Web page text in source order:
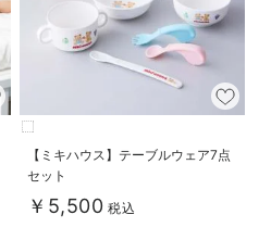
【ミキハウス】テーブルウェア7点
セット
￥5,500 税込